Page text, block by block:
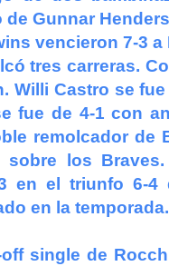
Gunnar
vencieron 7-3 a
tres carreras.
Willi Castro se fue
fue de 4-1 con
remolcador de
los Braves.
en el triunfo 6-4
en la temporada.
single de